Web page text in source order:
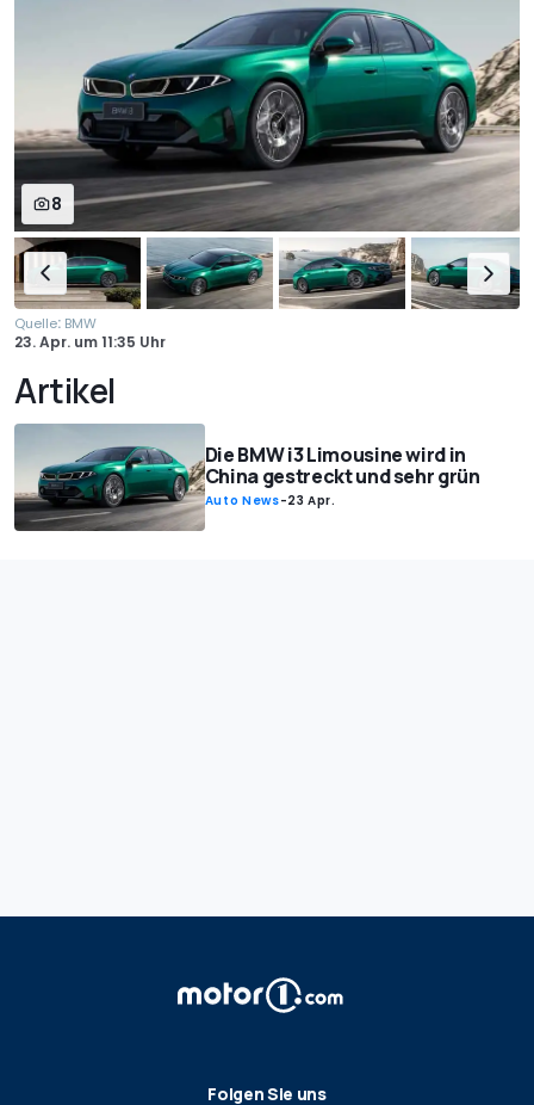
8
Quelle: BMW
23. Apr. um11:35 Uhr
Artikel
Die BMW i3 Limousine wird in
China gestreckt und sehr grün
Auto News-23 Apr.
Folgen Sie uns